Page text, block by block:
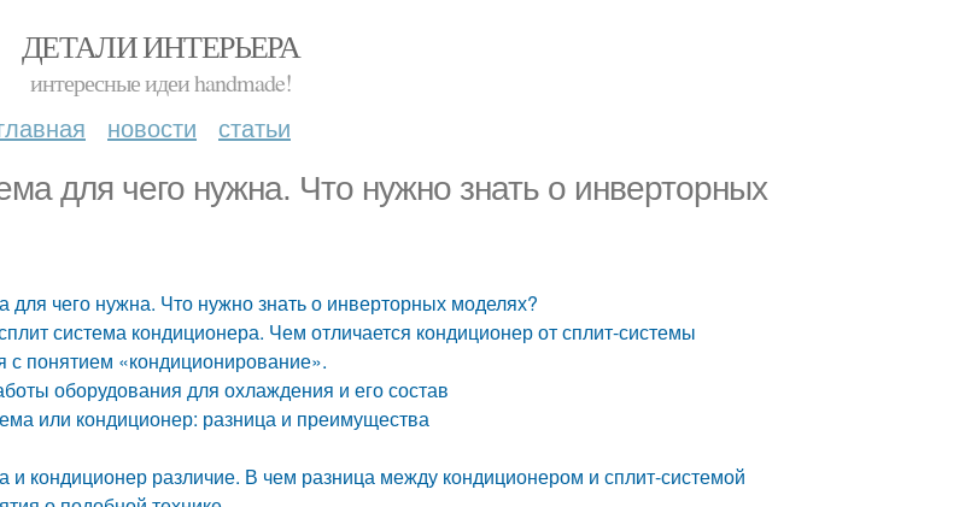
ДЕТАЛИ ИНТЕРЬЕРА
интересные идеи handmade!
новости статьи
для чего нужна. Что нужно знать о инверторных
для чего нужна. Что нужно знать о инверторных моделях?
система кондиционера. Чем отличается кондиционер от сплит-системы
с понятием «кондиционирование».
оборудования для охлаждения и его состав
или кондиционер: разница и преимущества
и кондиционер различие. В чем разница между кондиционером и сплит-системой